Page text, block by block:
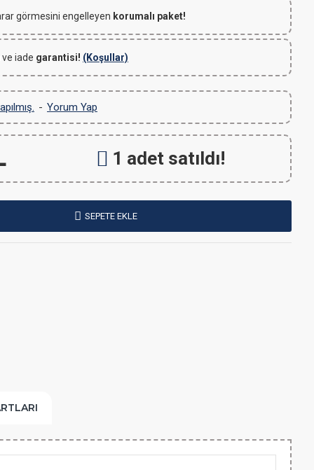
görmesini engelleyen korumalı paket!
iade garantisi! (Koşullar)
- Yorum Yap
1 adet satıldı!
SEPETE EKLE